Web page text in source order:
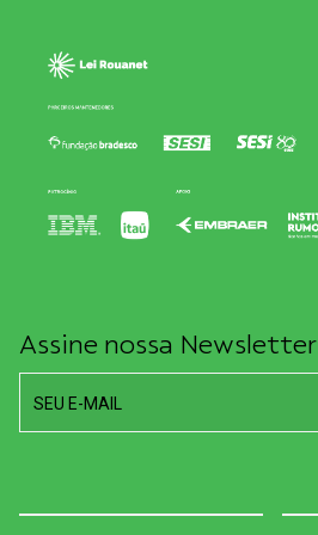
Assine nossa Newsletter
SEU E-MAIL